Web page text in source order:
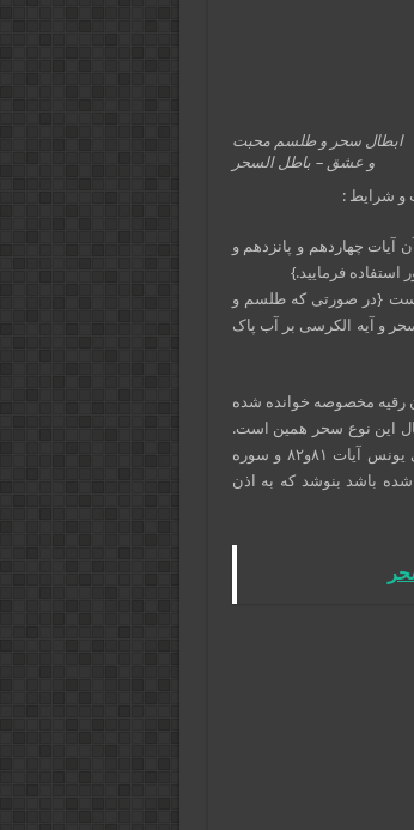
ابطال سحر و طلسم محبت
و عشق – باطل السحر
و شرایط :
مبارکه بقره و بجای آن آیات چهاردهم و پانزدهم و
استفاده فرمایید.}
است {در صورتی که طلسم و
و آیه الکرسی بر آب پاک
رقیه مخصوصه خوانده شده
این نوع سحر همین است.
در غیر این صورت باید به مدت سه هفته از آب پاکی که بر آن {آیات شریفه سوره های یونس آیات ٨۱و٨٢ و سوره
تا آیه شریفه ۱٢٢ و سوره مبارکه طه آیه شریفه ۶٩}قرائت شده باشد بنوشد که به اذن